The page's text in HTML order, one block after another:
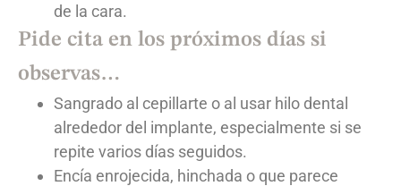
de la cara.
Pide cita en los próximos días si
observas…
Sangrado al cepillarte o al usar hilo dental
alrededor del implante, especialmente si se
repite varios días seguidos.
Encía enrojecida, hinchada o que parece